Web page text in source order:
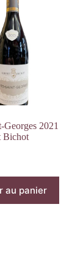
Georges 2021
Bichot
au panier